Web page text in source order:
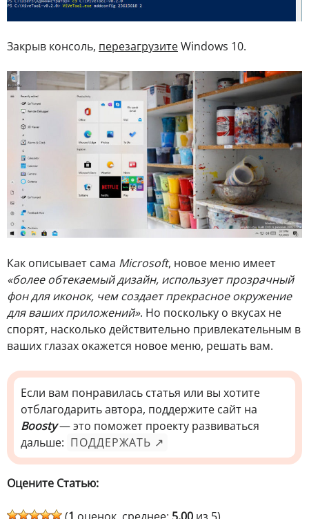
Закрыв консоль, перезагрузитеWindows 10.
Как описывает сама Microsoft, новое меню имеет
«более обтекаемый дизайн, использует прозрачный
фон для иконок, чем создает прекрасное окружение
для ваших приложений». Но поскольку о вкусах не
спорят, насколько действительно привлекательным в
ваших глазах окажется новое меню, решать вам.
Если вам понравилась статья или вы хотите
отблагодарить автора, поддержите сайт на
Boosty— это поможет проекту развиваться
дальше: ПОДДЕРЖАТЬ ↗
Оцените Статью:
(1 оценок, среднее: 5,00 из 5)